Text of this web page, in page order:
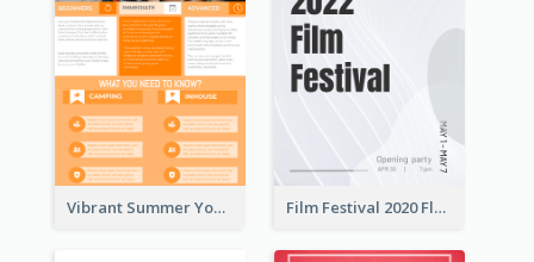
Vibrant Summer Youth Flyer Design Templates Film Festival 2020 Flyer